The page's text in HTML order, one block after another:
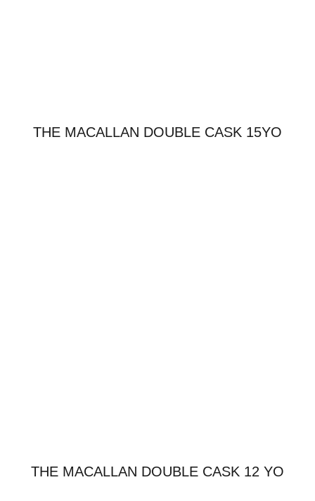
THE MACALLAN DOUBLE CASK 15YO
THE MACALLAN DOUBLE CASK 12 YO